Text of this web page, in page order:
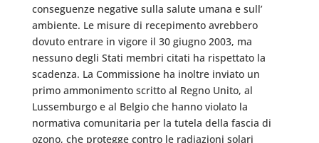
conseguenze negative sulla salute umana e sull’
ambiente. Le misure di recepimento avrebbero
dovuto entrare in vigore il 30 giugno 2003, ma
nessuno degli Stati membri citati ha rispettato la
scadenza. La Commissione ha inoltre inviato un
primo ammonimento scritto al Regno Unito, al
Lussemburgo e al Belgio che hanno violato la
normativa comunitaria per la tutela della fascia di
ozono, che protegge contro le radiazioni solari